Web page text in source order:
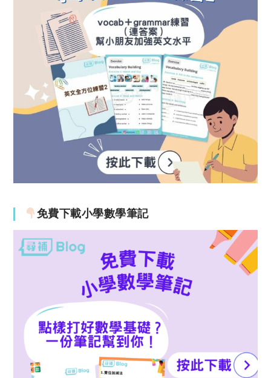
免費下載小學數學筆記